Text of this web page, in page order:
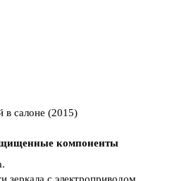
в салоне (2015)
компоненты
зеркала с электроприводом.